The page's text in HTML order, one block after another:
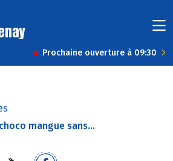
Prochaine ouverture à 09:30
mangue sans...